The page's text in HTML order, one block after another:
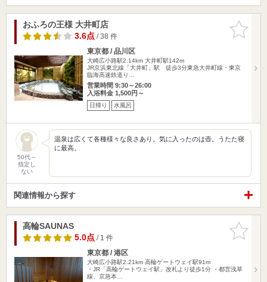
お気に入
りに追加
おふろの王様 大井町店
3.6点/ 38 件
東京都 / 品川区
大崎広小路駅2.14km 大井町駅142m
JR京浜東北線「大井町」駅 徒歩3分東急大井町線・東京
臨海高速鉄道り…
営業時間 9:30～26:00
入浴料金 1,500円～
日帰り 水風呂
50代～
指定し
ない
温泉は広くて各種様々な良さあり。気に入ったのは壺。うたた寝
に最高。
関連情報から探す
お気に入
りに追加
高輪SAUNAS
5.0点/ 1 件
東京都 / 港区
大崎広小路駅2.21km 高輪ゲートウェイ駅91m
・JR「高輪ゲートウェイ駅」改札より徒歩1分 ・都営浅草
線、京急本…